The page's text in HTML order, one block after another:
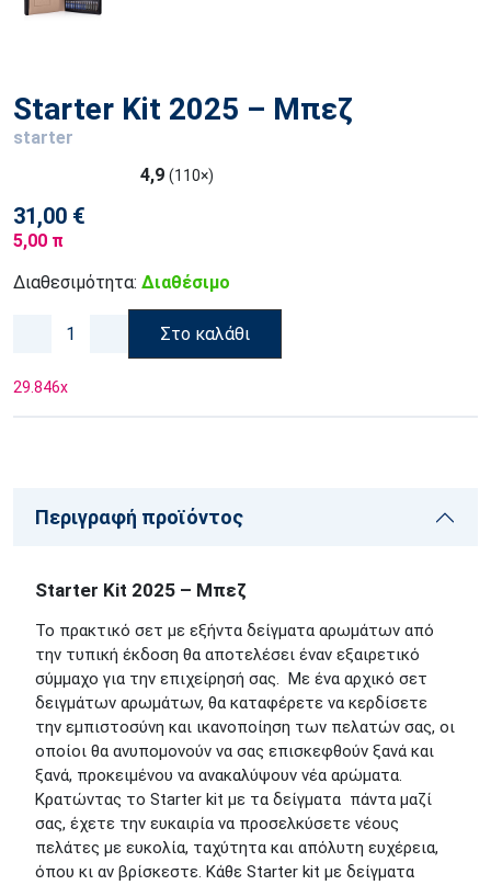
Starter Kit 2025 – Μπεζ
starter
4,9 (110×)
31,00 €
5,00 π
Διαθεσιμότητα: Διαθέσιμο
Στο καλάθι
29.846x
Περιγραφή προϊόντος
Starter Kit 2025 – Μπεζ
Το πρακτικό σετ με εξήντα δείγματα αρωμάτων από
την τυπική έκδοση θα αποτελέσει έναν εξαιρετικό
σύμμαχο για την επιχείρησή σας. Με ένα αρχικό σετ
δειγμάτων αρωμάτων, θα καταφέρετε να κερδίσετε
την εμπιστοσύνη και ικανοποίηση των πελατών σας, οι
οποίοι θα ανυπομονούν να σας επισκεφθούν ξανά και
ξανά, προκειμένου να ανακαλύψουν νέα αρώματα.
Κρατώντας το Starter kit με τα δείγματα πάντα μαζί
σας, έχετε την ευκαιρία να προσελκύσετε νέους
πελάτες με ευκολία, ταχύτητα και απόλυτη ευχέρεια,
όπου κι αν βρίσκεστε. Κάθε Starter kit με δείγματα